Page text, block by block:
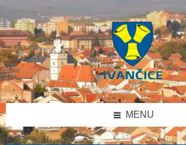
obsah
levý
panel
pravý
panel
patičku
MENU